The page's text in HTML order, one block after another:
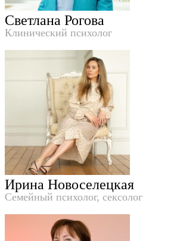
Светлана Рогова
Клинический психолог
Ирина Новоселецкая
Семейный психолог, сексолог